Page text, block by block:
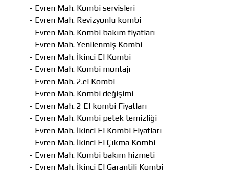
- Evren Mah. Kombi servisleri
- Evren Mah. Revizyonlu kombi
- Evren Mah. Kombi bakım fiyatları
- Evren Mah. Yenilenmiş Kombi
- Evren Mah. İkinci El Kombi
- Evren Mah. Kombi montajı
- Evren Mah. 2.el Kombi
- Evren Mah. Kombi değişimi
- Evren Mah. 2 El kombi Fiyatları
- Evren Mah. Kombi petek temizliği
- Evren Mah. İkinci El Kombi Fiyatları
- Evren Mah. İkinci El Çıkma Kombi
- Evren Mah. Kombi bakım hizmeti
- Evren Mah. İkinci El Garantili Kombi